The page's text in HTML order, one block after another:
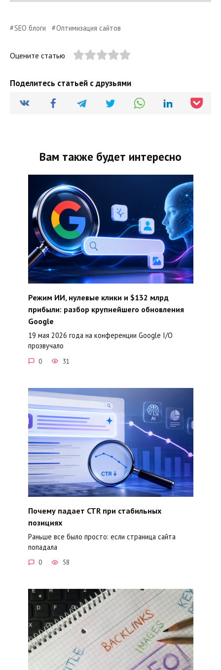
SEO блоги Оптимизация сайтов
Оцените статью
Поделитесь статьей с друзьями
Вам также будет интересно
Режим ИИ, нулевые клики и $132 млрд
прибыли: разбор крупнейшего обновления
Google
19 мая 2026 года на конференции Google I/O
прозвучало
0 31
Почему падает CTR при стабильных
позициях
Раньше все было просто: если страница сайта
попадала
0 58